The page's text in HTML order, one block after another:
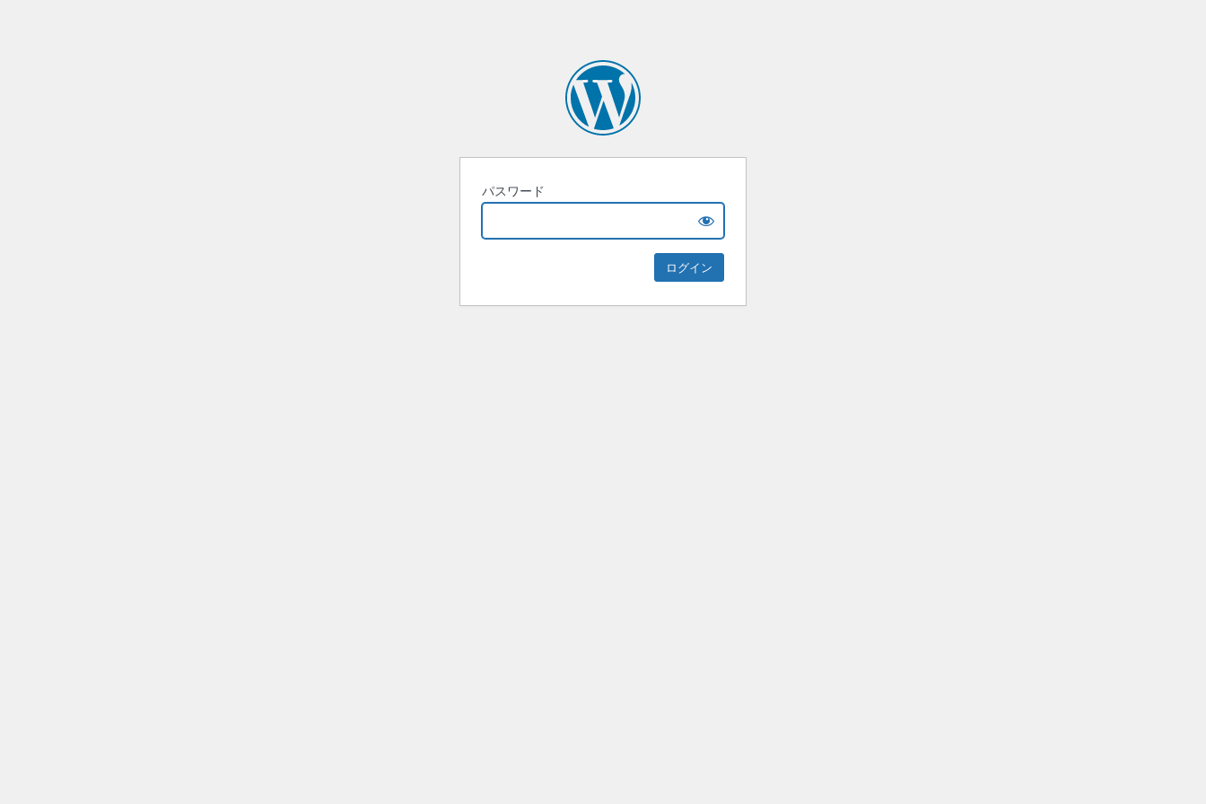
パスワード